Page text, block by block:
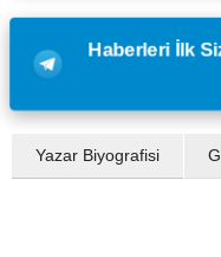
Haberleri İlk
Yazar Biyografisi